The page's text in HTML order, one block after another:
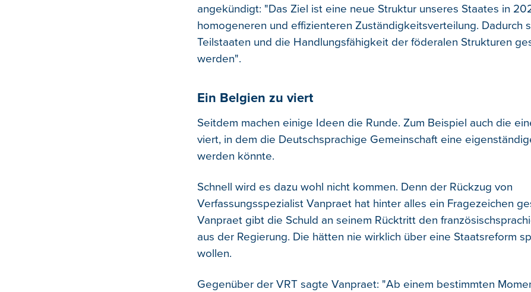
angekündigt: "Das Ziel ist eine neue Struktur unseres Staates in
homogeneren und effizienteren Zuständigkeitsverteilung. Dadurch
Teilstaaten und die Handlungsfähigkeit der föderalen Strukturen
werden".
Ein Belgien zu viert
Seitdem machen einige Ideen die Runde. Zum Beispiel auch die
viert, in dem die Deutschsprachige Gemeinschaft eine
werden könnte.
Schnell wird es dazu wohl nicht kommen. Denn der Rückzug von
Verfassungsspezialist Vanpraet hat hinter alles ein Fragezeichen
Vanpraet gibt die Schuld an seinem Rücktritt den
aus der Regierung. Die hätten nie wirklich über eine Staatsreform
wollen.
Gegenüber der VRT sagte Vanpraet: "Ab einem bestimmten